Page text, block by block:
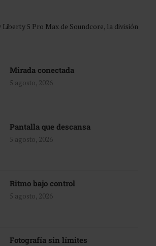
5 Pro Max de Soundcore, la división
Mirada conectada
5 agosto, 2026
Pantalla que descansa
5 agosto, 2026
Ritmo bajo control
5 agosto, 2026
Fotografía sin límites